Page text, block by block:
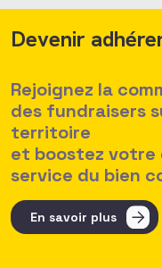
Devenir
Rejoignez la
des fundraisers
territoire
et boostez votre
service du bien
En savoir plus